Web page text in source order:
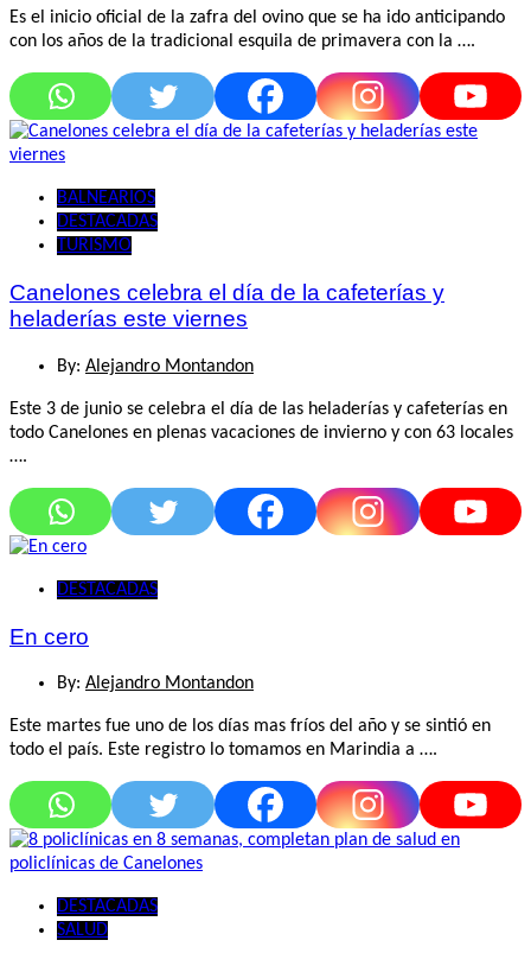
Es el inicio oficial de la zafra del ovino que se ha ido anticipando
con los años de la tradicional esquila de primavera con la ….
BALNEARIOS
DESTACADAS
TURISMO
Canelones celebra el día de la cafeterías y
heladerías este viernes
By: Alejandro Montandon
Este 3 de junio se celebra el día de las heladerías y cafeterías en
todo Canelones en plenas vacaciones de invierno y con 63 locales
….
DESTACADAS
En cero
By: Alejandro Montandon
Este martes fue uno de los días mas fríos del año y se sintió en
todo el país. Este registro lo tomamos en Marindia a ….
DESTACADAS
SALUD